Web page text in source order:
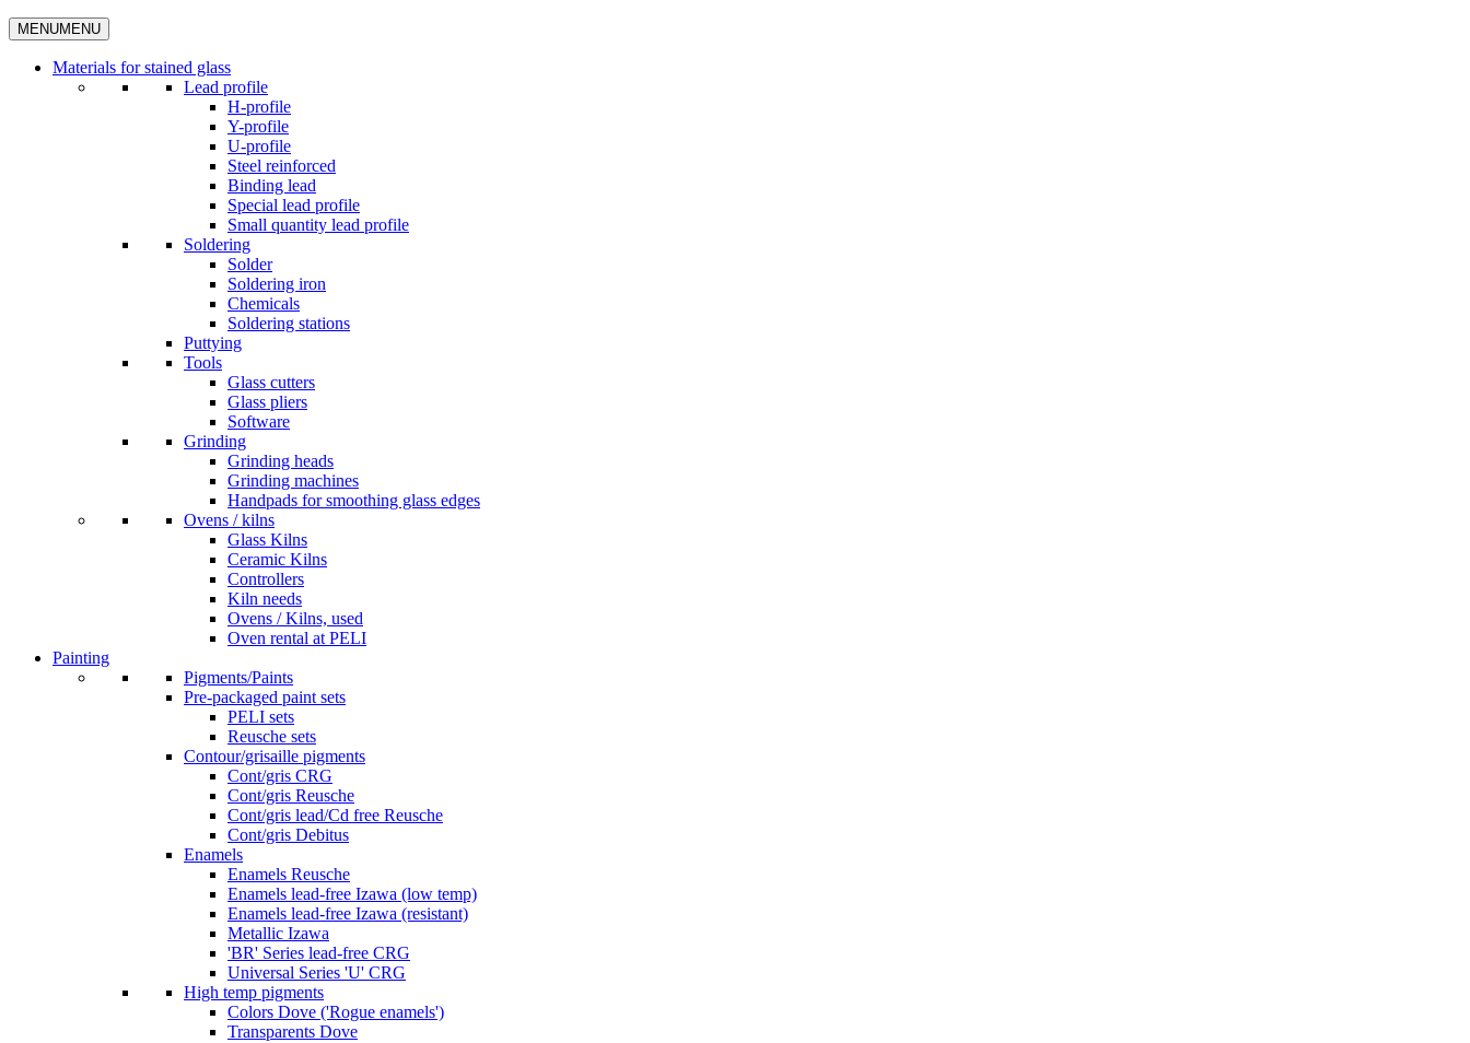
MENUMENU
Materials for stained glass
Lead profile
H-profile
Y-profile
U-profile
Steel reinforced
Binding lead
Special lead profile
Small quantity lead profile
Soldering
Solder
Soldering iron
Chemicals
Soldering stations
Puttying
Tools
Glass cutters
Glass pliers
Software
Grinding
Grinding heads
Grinding machines
Handpads for smoothing glass edges
Ovens / kilns
Glass Kilns
Ceramic Kilns
Controllers
Kiln needs
Ovens / Kilns, used
Oven rental at PELI
Painting
Pigments/Paints
Pre-packaged paint sets
PELI sets
Reusche sets
Contour/grisaille pigments
Cont/gris CRG
Cont/gris Reusche
Cont/gris lead/Cd free Reusche
Cont/gris Debitus
Enamels
Enamels Reusche
Enamels lead-free Izawa (low temp)
Enamels lead-free Izawa (resistant)
Metallic Izawa
'BR' Series lead-free CRG
Universal Series 'U' CRG
High temp pigments
Colors Dove ('Rogue enamels')
Transparents Dove